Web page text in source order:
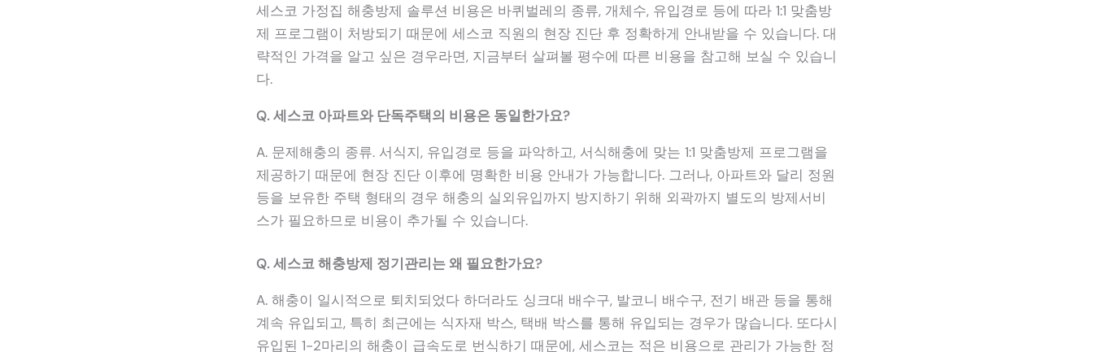
세스코 가정집 해충방제 솔루션 비용은 바퀴벌레의 종류, 개체수, 유입경로 등에 따라 1:1 맞춤방
제 프로그램이 처방되기 때문에 세스코 직원의 현장 진단 후 정확하게 안내받을 수 있습니다. 대
략적인 가격을 알고 싶은 경우라면, 지금부터 살펴볼 평수에 따른 비용을 참고해 보실 수 있습니
다.
Q. 세스코 아파트와 단독주택의 비용은 동일한가요?
A. 문제해충의 종류. 서식지, 유입경로 등을 파악하고, 서식해충에 맞는 1:1 맞춤방제 프로그램을
제공하기 때문에 현장 진단 이후에 명확한 비용 안내가 가능합니다. 그러나, 아파트와 달리 정원
등을 보유한 주택 형태의 경우 해충의 실외유입까지 방지하기 위해 외곽까지 별도의 방제서비
스가 필요하므로 비용이 추가될 수 있습니다.
Q. 세스코 해충방제 정기관리는 왜 필요한가요?
A. 해충이 일시적으로 퇴치되었다 하더라도 싱크대 배수구, 발코니 배수구, 전기 배관 등을 통해
계속 유입되고, 특히 최근에는 식자재 박스, 택배 박스를 통해 유입되는 경우가 많습니다. 또다시
유입된 1-2마리의 해충이 급속도로 번식하기 때문에, 세스코는 적은 비용으로 관리가 가능한 정